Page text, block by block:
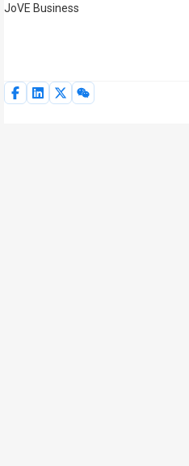
JoVE Business